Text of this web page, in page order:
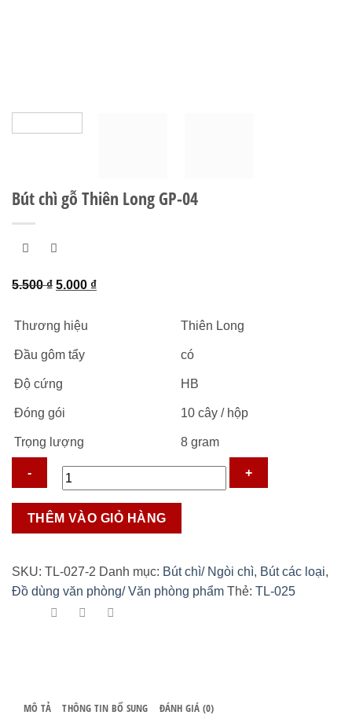
Bút chì gỗ Thiên Long GP-04
5.500₫ Giá
là:
5.000 ₫Giá
Thương hiệu Thiên Long
Đầu gôm tẩy có
Độ cứng HB
Đóng gói 10 cây / hộp
Trọng lượng 8 gram
Bút
Thiên
Long
THÊM VÀO GIỎ HÀNG
SKU: TL-027-2 Danh mục: Bút chì/ Ngòi chì, Bút các loại,
Đồ dùng văn phòng/ Văn phòng phẩm Thẻ: TL-025
MÔ TẢ THÔNG TIN BỔ SUNG ĐÁNH GIÁ (0)